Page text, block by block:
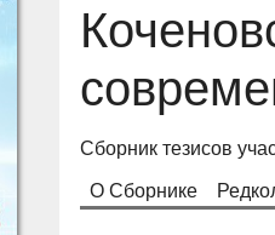
Сборник тезисов
О Сборнике